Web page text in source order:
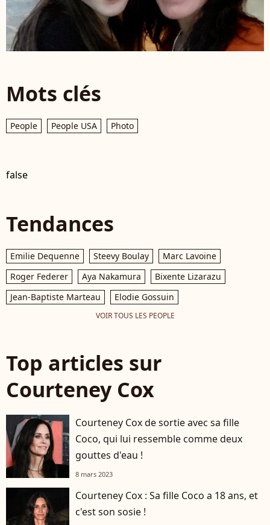
Mots clés
People People USA Photo
false
Tendances
Emilie Dequenne Steevy Boulay
Marc Lavoine
Roger Federer
Aya Nakamura
Bixente Lizarazu
Jean-Baptiste Marteau
Elodie Gossuin
VOIR TOUS LES PEOPLE
Top articles sur
Courteney Cox
Courteney Cox de sortie avec sa fille
Coco, qui lui ressemble comme deux
gouttes d'eau !
8 mars 2023
Courteney Cox : Sa fille Coco a 18 ans, et
c'est son sosie !